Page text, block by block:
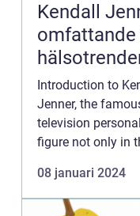
Kendall
Jenner
Introduction to
Jenner, the
television
figure not only in
diet...
08 januari 2024